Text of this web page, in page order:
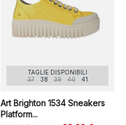
TAGLIE DISPONIBILI
37
38 39 40 41
Art Brighton 1534 Sneakers
Platform...